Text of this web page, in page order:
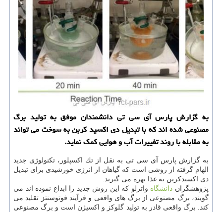
به گزارش پارس آی سی تی دانشمندان موفق به تولید برگ
مصنوعی شده اند كه با تبدیل دی اكسید كربن به سوخت می تواند
به مقابله با روند تغییرات آب و هوایی كمك نماید.
به گزارش پارس آی سی تی به نقل از تك اكسپلور، تكنولوژی جدید
الهام گرفته از روشی است كه گیاهان از انرژی خورشیدی برای تبدیل
دی اكسیدكربن به غذا بهره می گیرند.
پژوهشگران دانشگاه واترلو كه این روش جدید را ابداع نموده اند می
گویند، برگ مصنوعی از برگ های واقعی و فرآیند فوتوسنتز تقلید می
كند. برگ واقعی قادر به تولید گلوكز و اكسیژن است و برگ مصنوعی